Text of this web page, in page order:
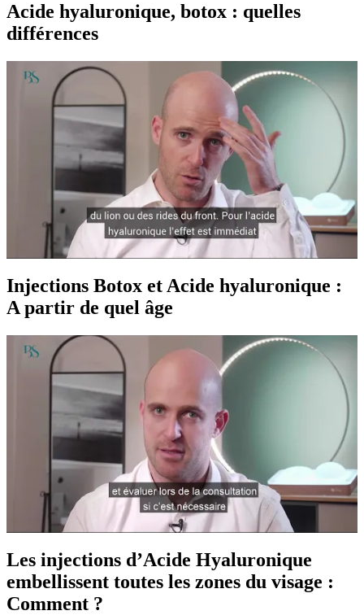
Acide hyaluronique, botox : quelles
différences
Injections Botox et Acide hyaluronique :
A partir de quel âge
Les injections d’Acide Hyaluronique
embellissent toutes les zones du visage :
Comment ?